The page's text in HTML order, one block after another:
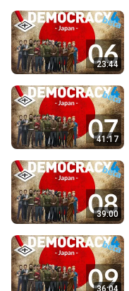
23:44
41:17
39:00
36:04